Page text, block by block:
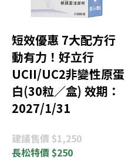
短效優惠 7大配方行
動有力！好立行
UCII/UC2非變性原蛋
白(30粒／盒) 效期：
2027/1/31
建議售價 $1,250
長松特價 $250